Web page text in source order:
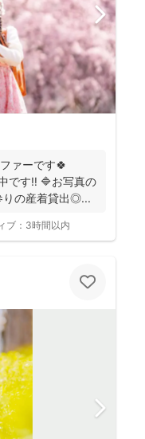
ァーです🍀
です‼️ 🔷お写真の
りの産着貸出◎...
ブ： 3時間以内